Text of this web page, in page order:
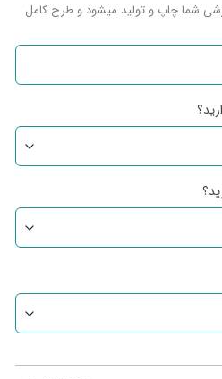
شما چاپ و تولید میشود و طرح کامل